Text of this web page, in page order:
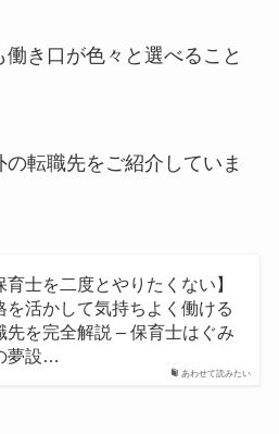
き口が色々と選べること
転職先をご紹介していま
あわせて読みたい
育士を二度とやりたくない】
を活かして気持ちよく働ける
先を完全解説 – 保育士はぐみ
夢設…